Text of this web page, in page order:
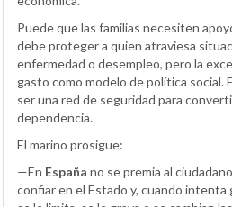
Puede que las familias necesiten
debe proteger a quien atraviesa
enfermedad o desempleo, pero la
gasto como modelo de política social.
ser una red de seguridad para
dependencia.
El marino prosigue:
—En España no se premia al
confiar en el Estado y, cuando intenta